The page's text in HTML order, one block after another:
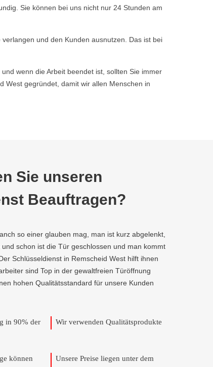
Sie können bei uns nicht nur 24 Stunden am
und den Kunden ausnutzen. Das ist bei
wenn die Arbeit beendet ist, sollten Sie immer
West gegründet, damit wir allen Menschen in
Sie unseren
Beauftragen?
so einer glauben mag, man ist kurz abgelenkt,
schon ist die Tür geschlossen und man kommt
Schlüsseldienst in Remscheid West hilft ihnen
sind Top in der gewaltfreien Türöffnung
hohen Qualitätsstandard für unsere Kunden
in 90% der
Wir verwenden Qualitätsprodukte
können
Unsere Preise liegen unter dem